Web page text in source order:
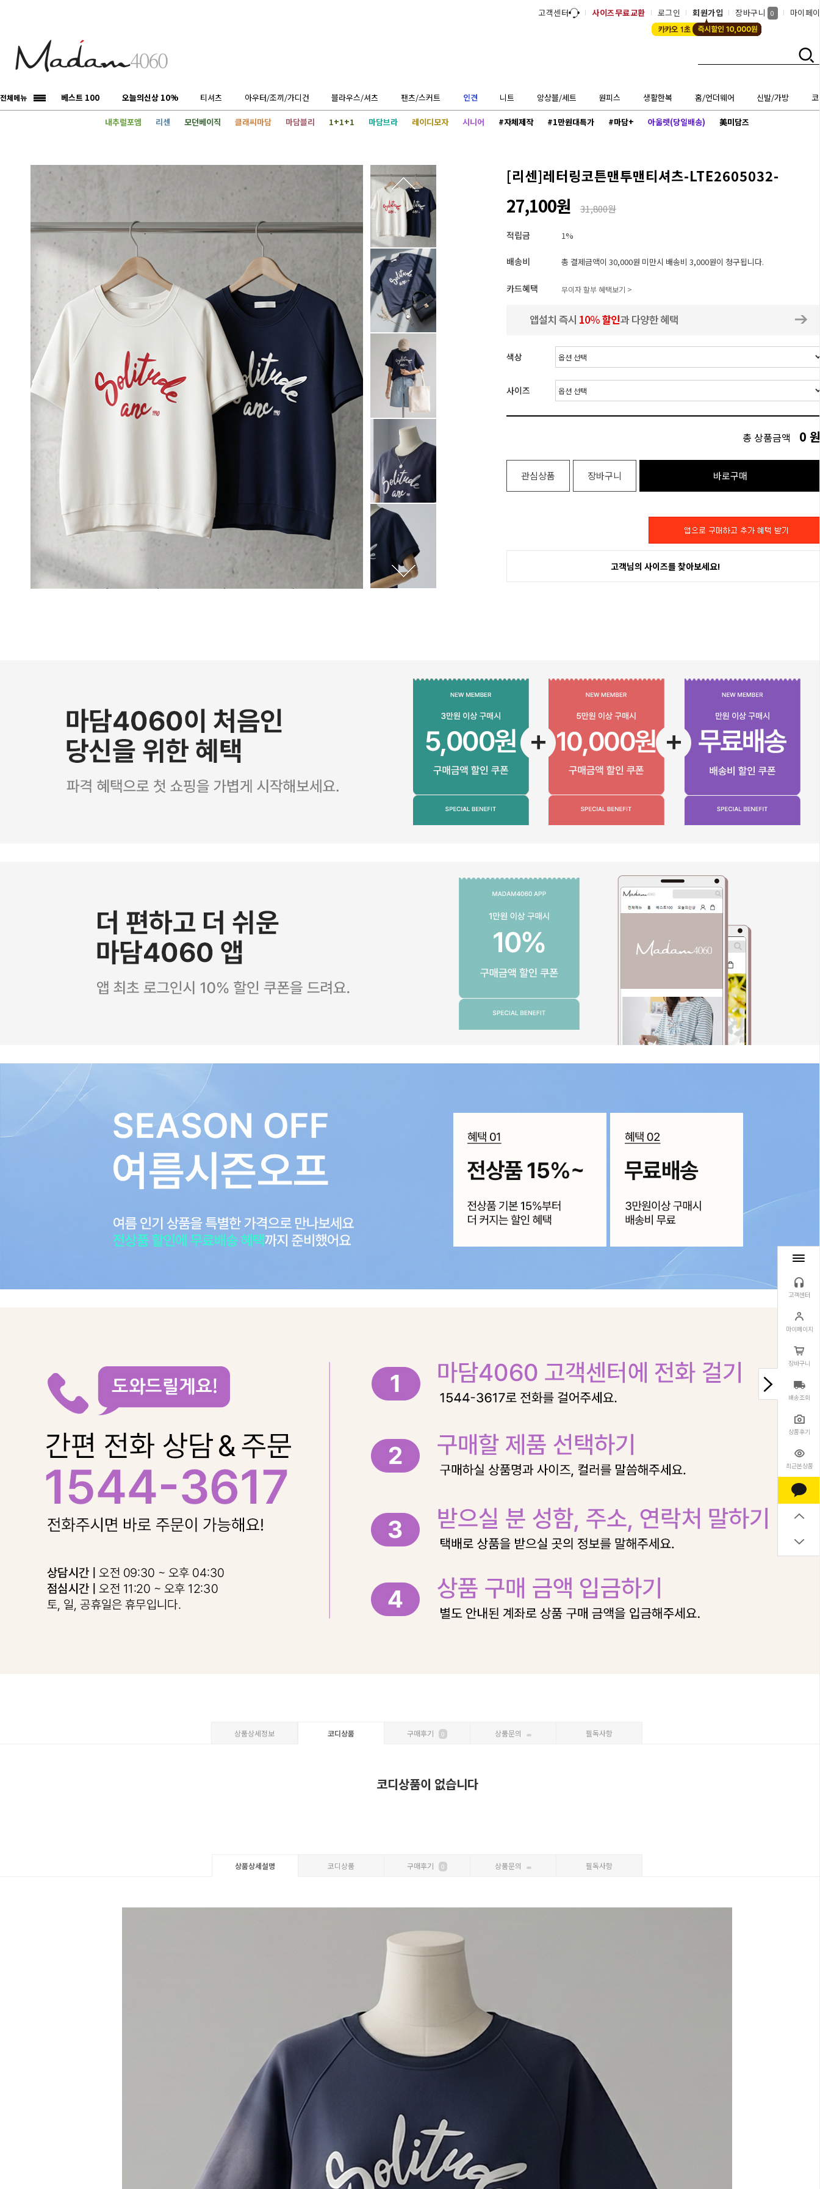
고객센터
마이페이지
장바구니
배송조회
상품후기
최근본상품
고객센터 사이즈무료교환 로그인 회원가입 장바구니 0 마이페
전체메뉴 베스트 100 오늘의신상 10% 티셔츠 아우터/조끼/가디건 블라우스/셔츠 팬츠/스커트 인견 니트 앙상블/세트 원피스 생활한복 홈/언더웨어 신발/가방
내추럴포엠 리센 모던베이직 클래씨마담 마담블리 1+1+1 마담브라 레이디모자 시니어 #자체제작 #1만원대특가 #마담+ 아울렛(당일배송) 美미담즈
[리센]레터링코튼맨투맨티셔츠-LTE2605032-
27,100원 31,800원
적립금 1%
배송비 총 결제금액이 30,000원 미만시 배송비 3,000원이 청구됩니다.
카드혜택 무이자 할부 혜택보기 >
색상
사이즈
총 상품금액 0 원
관심상품 장바구니 바로구매
고객님의 사이즈를 찾아보세요!
상품상세정보 코디상품 구매후기 0 상품문의 필독사항
코디상품이 없습니다
상품상세설명 코디상품 구매후기 0 상품문의 필독사항